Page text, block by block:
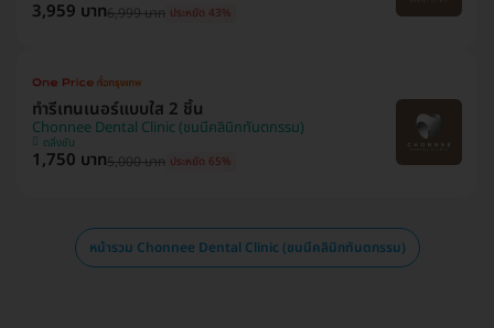
3,959 บาท6,999 บาท ประหยัด 43%
ทำรีเทนเนอร์แบบใส 2 ชิ้น
Chonnee Dental Clinic (ชนนีคลินิกทันตกรรม)
ตลิ่งชัน
1,750 บาท5,000 บาท ประหยัด 65%
หน้ารวม Chonnee Dental Clinic (ชนนีคลินิกทันตกรรม)